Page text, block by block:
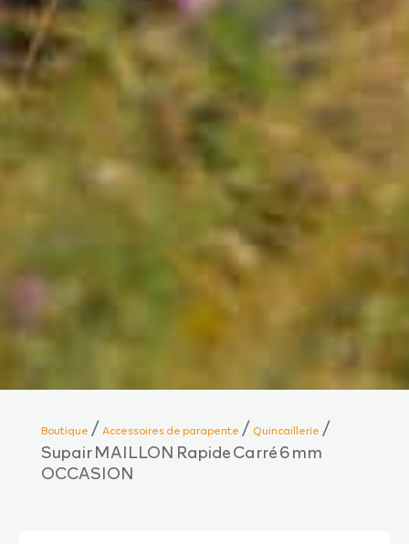
Boutique /Accessoires de parapente /Quincaillerie /
Supair MAILLON Rapide Carré 6 mm
OCCASION